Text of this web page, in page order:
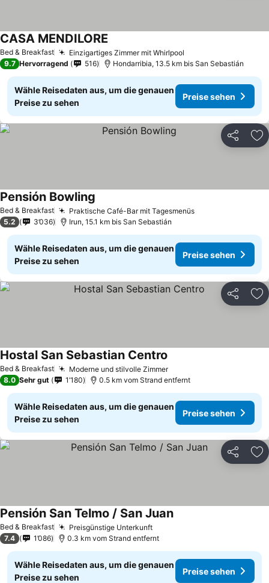
Bed & Breakfast Einzigartiges Zimmer mit Whirlpool
CASA MENDILORE
9.7 Hervorragend 516 Hondarribia, 13.5 km bis San Sebastián
Wähle Reisedaten aus, um die genauen
Preise zu sehen
Preise sehen
Teilen
Bed & Breakfast Praktische Café-Bar mit TagesmenüsPreise sehen
Pensión Bowling
5.2 3’036 Irun, 15.1 km bis San Sebastián
Wähle Reisedaten aus, um die genauen
Preise zu sehen
Preise sehen
Teilen
Bed & Breakfast Moderne und stilvolle ZimmerPreise sehen
Hostal San Sebastian Centro
8.0 Sehr gut 1’180 0.5 km vom Strand entfernt
Wähle Reisedaten aus, um die genauen
Preise zu sehen
Preise sehen
Teilen
Bed & Breakfast Preisgünstige UnterkunftPreise sehen
Pensión San Telmo / San JuanPreise sehen
7.4 1’086 0.3 km vom Strand entfernt
Wähle Reisedaten aus, um die genauen
Preise zu sehen
Preise sehen